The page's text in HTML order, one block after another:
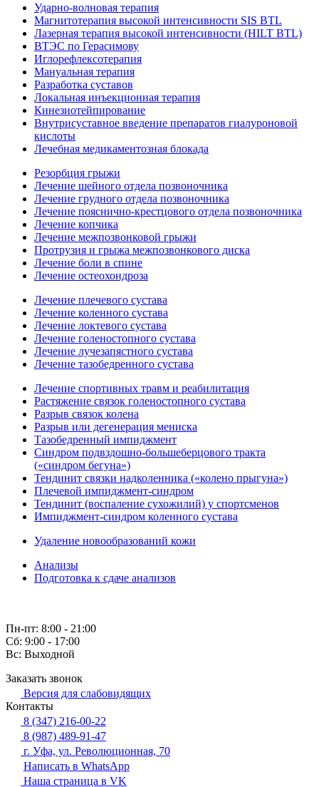
Ударно-волновая терапия
Магнитотерапия высокой интенсивности SIS BTL
Лазерная терапия высокой интенсивности (HILT BTL)
ВТЭС по Герасимову
Иглорефлексотерапия
Мануальная терапия
Разработка суставов
Локальная инъекционная терапия
Кинезиотейпирование
Внутрисуставное введение препаратов гиалуроновой
кислоты
Лечебная медикаментозная блокада
Резорбция грыжи
Лечение шейного отдела позвоночника
Лечение грудного отдела позвоночника
Лечение пояснично-крестцового отдела позвоночника
Лечение копчика
Лечение межпозвонковой грыжи
Протрузия и грыжа межпозвонкового диска
Лечение боли в спине
Лечение остеохондроза
Лечение плечевого сустава
Лечение коленного сустава
Лечение локтевого сустава
Лечение голеностопного сустава
Лечение лучезапястного сустава
Лечение тазобедренного сустава
Лечение спортивных травм и реабилитация
Растяжение связок голеностопного сустава
Разрыв связок колена
Разрыв или дегенерация мениска
Тазобедренный импиджмент
Синдром подвздошно-большеберцового тракта
(«синдром бегуна»)
Тендинит связки надколенника («колено прыгуна»)
Плечевой импиджмент-синдром
Тендинит (воспаление сухожилий) у спортсменов
Импиджмент-синдром коленного сустава
Удаление новообразований кожи
Анализы
Подготовка к сдаче анализов
Пн-пт: 8:00 - 21:00
Сб: 9:00 - 17:00
Вс: Выходной
Заказать звонок
Версия для слабовидящих
Контакты
8 (347) 216-00-22
8 (987) 489-91-47
г. Уфа, ул. Революционная, 70
Написать в WhatsApp
Наша страница в VK